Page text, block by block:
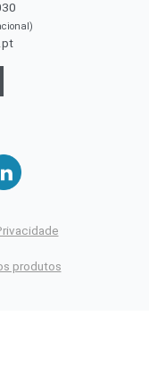
produtos